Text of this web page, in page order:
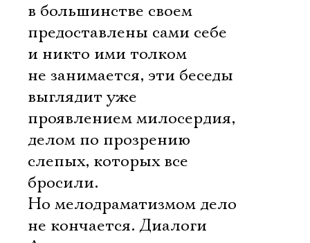
в большинстве своем
предоставлены сами себе
и никто ими толком
не занимается, эти беседы
выглядит уже
проявлением милосердия,
делом по прозрению
слепых, которых все
бросили.
Но мелодраматизмом дело
не кончается. Диалоги